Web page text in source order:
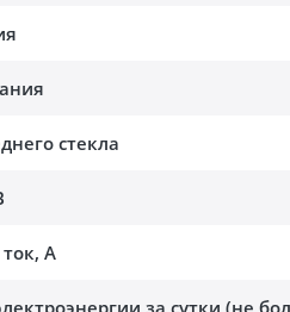
стекла
A
за сутки (не